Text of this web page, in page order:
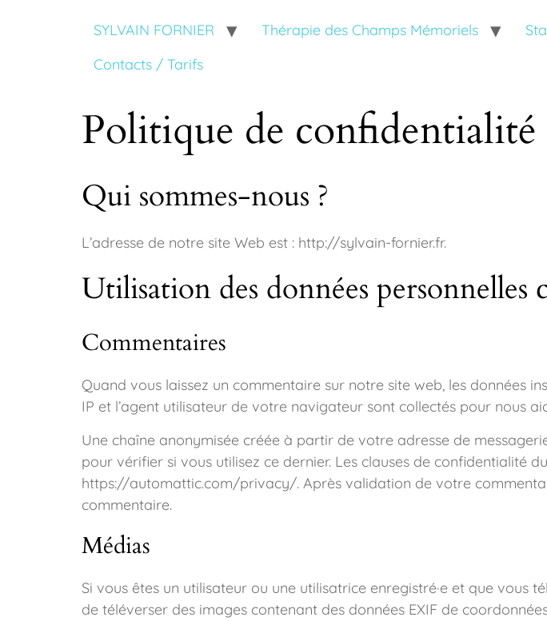
SYLVAIN FORNIER Thérapie des Champs Mémoriels
Contacts / Tarifs
Politique de confidentialité
Qui sommes-nous ?
L’adresse de notre site Web est : http://sylvain-fornier.fr.
Utilisation des données personnelles
Commentaires
Quand vous laissez un commentaire sur notre site web, les données
IP et l’agent utilisateur de votre navigateur sont collectés pour nous
Une chaîne anonymisée créée à partir de votre adresse de
pour vérifier si vous utilisez ce dernier. Les clauses de confidentialité
https://automattic.com/privacy/. Après validation de votre
commentaire.
Médias
Si vous êtes un utilisateur ou une utilisatrice enregistré·e et que vous
de téléverser des images contenant des données EXIF de